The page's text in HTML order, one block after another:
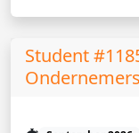
Student